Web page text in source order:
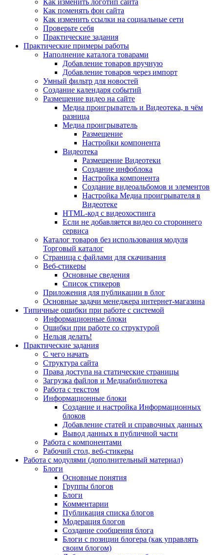
Как изменить логотип сайта
Как поменять фон сайта
Как изменить ссылки на социальные сети
Проверьте себя
Практические задания
Практические примеры работы
Наполнение каталога товарами
Добавление товаров вручную
Добавление товаров через импорт
Умный фильтр для новостей
Создание календаря событий
Размещение видео на сайте
Медиа проигрыватель и Видеотека, в чём
разница
Медиа проигрыватель
Размещение
Настройки компонента
Видеотека
Размещение Видеотеки
Создание инфоблока
Настройка компонента
Создание видеоальбомов и элементов
Настройка Медиа проигрывателя в
Видеотеке
HTML-код с видеохостинга
Если не добавляется видео со стороннего
сервиса
Каталог товаров без использования модуля
Торговый каталог
Страница с файлами для скачивания
Веб-стикеры
Основные сведения
Список стикеров
Приложения для публикации в блог
Основные задачи менеджера интернет-магазина
Типичные ошибки при работе с системой
Информационные блоки
Ошибки при работе со структурой
Нельзя делать!
Практические задания
С чего начать
Структура сайта
Права доступа на статические страницы
Загрузка файлов и Медиабиблиотека
Работа с текстом
Информационные блоки
Создание и настройка Информационных
блоков
Добавление статей и справочных данных
Вывод данных в публичной части
Работа с компонентами
Рабочий стол, веб-стикеры
Работа с модулями (дополнительный материал)
Блоги
Основные понятия
Группы блогов
Блоги
Комментарии
Публикация списка блогов
Модерация блогов
Создание сообщения блога
Блоги с позиции блогера (как управлять
своим блогом)